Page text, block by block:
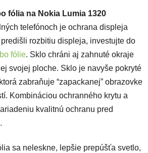
fólia na Nokia Lumia 1320
telefónoch je ochrana displeja
rozbitiu displeja, investujte do
fólie. Sklo chráni aj zahnuté okraje
svojej ploche. Sklo je navyše pokryté
zabraňuje “zapackanej” obrazovke
Kombináciou ochranného krytu a
kvalitnú ochranu pred
sa neleskne, lepšie prepúšťa svetlo,